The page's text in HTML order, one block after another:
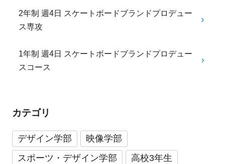
2年制 週4日 スケートボードブランドプロデュー
ス専攻
1年制 週4日 スケートボードブランドプロデュー
スコース
カテゴリ
デザイン学部
映像学部
スポーツ・デザイン学部
高校3年生